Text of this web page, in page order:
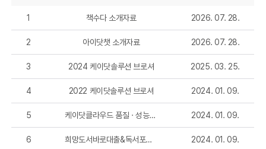
1 책수다 소개자료 2026. 07. 28.
2 아이닷챗 소개자료 2026. 07. 28.
3 2024 케이닷솔루션 브로셔 2025. 03. 25.
4 2022 케이닷솔루션 브로셔 2024. 01. 09.
5 케이닷클라우드 품질 · 성능 확인서 2024. 01. 09.
6 희망도서바로대출&독서포인트 브로셔 2024. 01. 09.